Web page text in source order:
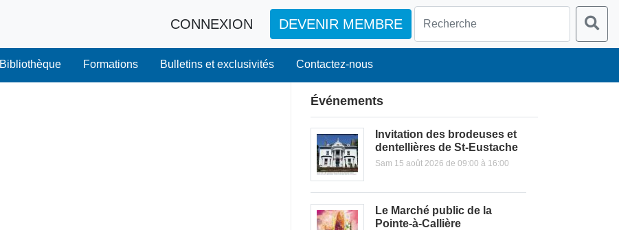
CONNEXION DEVENIR MEMBRE
Bibliothèque Formations Bulletins et exclusivités Contactez-nous
Événements
Invitation des brodeuses et
dentellières de St-Eustache
Sam 15 août 2026 de 09:00 à 16:00
Le Marché public de la
Pointe-à-Callière